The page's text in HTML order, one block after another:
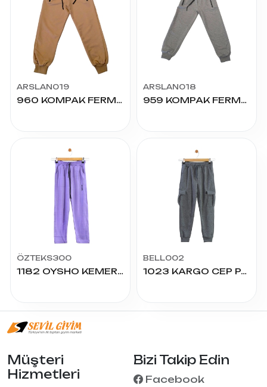
ARSLAN019
960 KOMPAK FERMUARLI RİBANA SADE 12/16 YAŞ ALT
ARSLAN018
959 KOMPAK FERMUARLI RİBANA SADE 7/11 YAŞ ALT
ÖZTEKS300
1182 OYSHO KEMER GARNİLİ KIZ ALT 13/16 YAŞ
BELL002
1023 KARGO CEP PANTOLON 12/16 YAŞ
Müşteri
Hizmetleri
Bizi Takip Edin
Facebook